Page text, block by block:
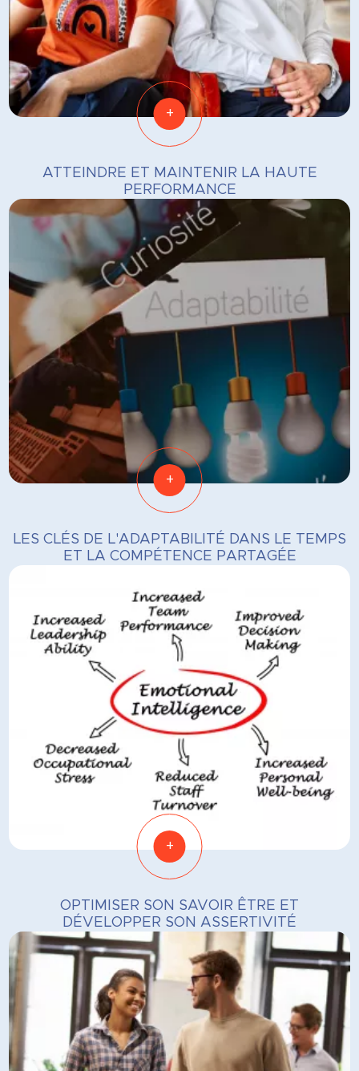
+
ATTEINDRE ET MAINTENIR LA HAUTE
PERFORMANCE
+
LES CLÉS DE L'ADAPTABILITÉ DANS LE TEMPS
ET LA COMPÉTENCE PARTAGÉE
+
OPTIMISER SON SAVOIR ÊTRE ET
DÉVELOPPER SON ASSERTIVITÉ